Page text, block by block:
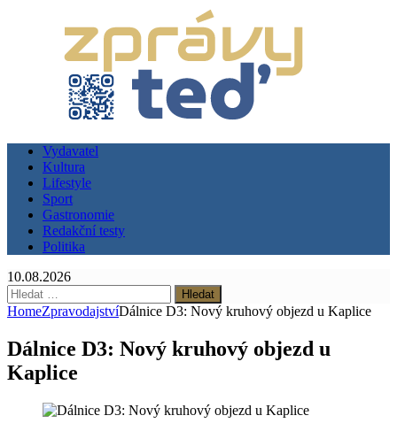
Vydavatel
Kultura
Lifestyle
Sport
Gastronomie
Redakční testy
Politika
10.08.2026
Vyhledávání
HomeZpravodajstvíDálnice D3: Nový kruhový objezd u Kaplice
Dálnice D3: Nový kruhový objezd u
Kaplice